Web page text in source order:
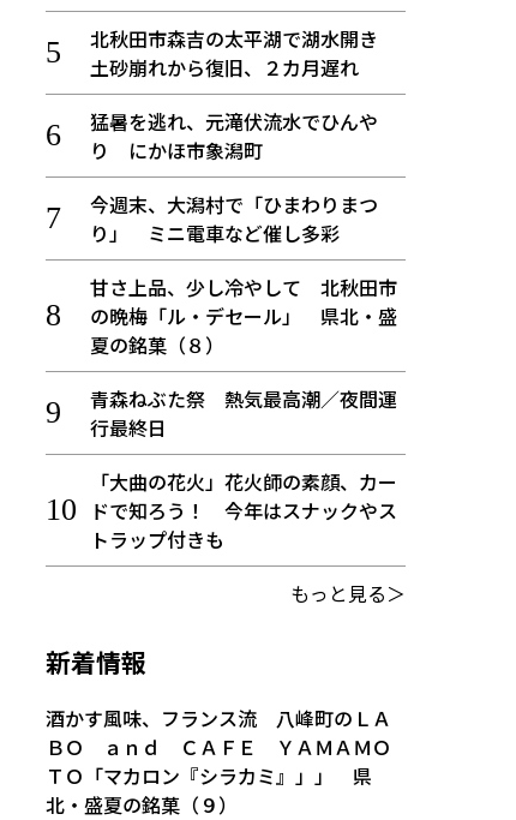
北秋田市森吉の太平湖で湖水開き
土砂崩れから復旧、２カ月遅れ
猛暑を逃れ、元滝伏流水でひんや
り にかほ市象潟町
今週末、大潟村で「ひまわりまつ
り」 ミニ電車など催し多彩
甘さ上品、少し冷やして 北秋田市
の晩梅「ル・デセール」 県北・盛
夏の銘菓（８）
青森ねぶた祭 熱気最高潮／夜間運
行最終日
「大曲の花火」花火師の素顔、カー
ドで知ろう！ 今年はスナックやス
トラップ付きも
もっと見る＞
新着情報
酒かす風味、フランス流 八峰町のＬＡ
ＢＯ ａｎｄ ＣＡＦＥ ＹＡＭＡＭＯ
ＴＯ「マカロン『シラカミ』」」 県
北・盛夏の銘菓（９）